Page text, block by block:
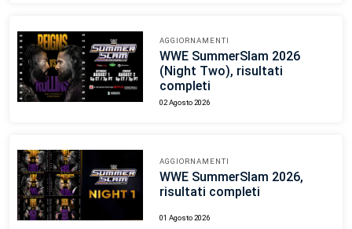
AGGIORNAMENTI
WWE SummerSlam 2026
(Night Two), risultati
completi
02 Agosto 2026
AGGIORNAMENTI
WWE SummerSlam 2026,
risultati completi
01 Agosto 2026